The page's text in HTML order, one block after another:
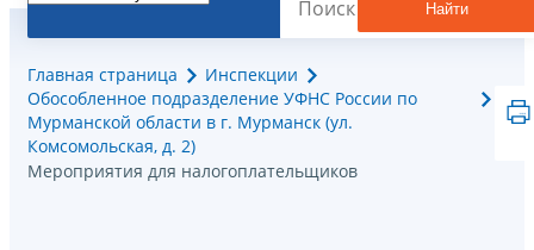
Найти
Главная страница
Инспекции
Обособленное подразделение УФНС России по
Мурманской области в г. Мурманск (ул.
Комсомольская, д. 2)
Мероприятия для налогоплательщиков